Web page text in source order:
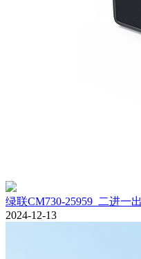
绿联CM730-25959_二进一
2024-12-13